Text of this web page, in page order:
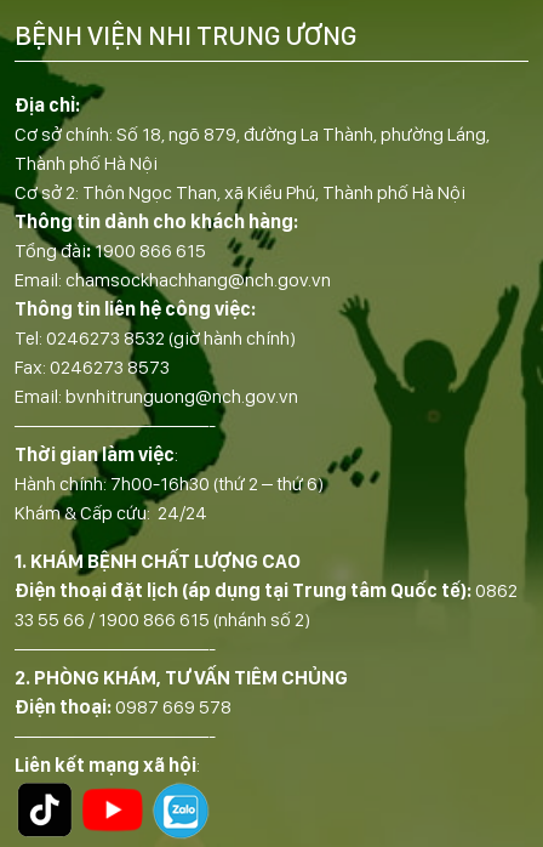
Địa chỉ:
Cơ sở chính: Số 18, ngõ 879, đường La Thành, phường Láng,
Thành phố Hà Nội
Cơ sở 2: Thôn Ngọc Than, xã Kiều Phú, Thành phố Hà Nội
Thông tin dành cho khách hàng:
Tổng đài:1900 866 615
Email: chamsockhachhang@nch.gov.vn
Thông tin liên hệ công việc:
Tel: 0246273 8532 (giờ hành chính)
Fax: 0246273 8573
Email: bvnhitrunguong@nch.gov.vn
——————————-
Thời gian làm việc:
Hành chính: 7h00-16h30 (thứ 2 – thứ 6)
Khám & Cấp cứu: 24/24
1. KHÁM BỆNH CHẤT LƯỢNG CAO
Điện thoại đặt lịch (áp dụng tại Trung tâm Quốc tế):0862
33 55 66 / 1900 866 615 (nhánh số 2)
——————————-
2. PHÒNG KHÁM, TƯ VẤN TIÊM CHỦNG
Điện thoại:0987 669 578
——————————-
Liên kết mạng xã hội:
BỆNH VIỆN NHI TRUNG ƯƠNG